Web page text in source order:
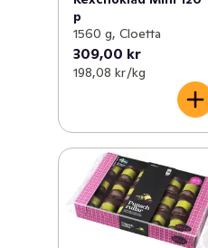
p
1560 g, Cloetta
309,00 kr
198,08 kr /kg